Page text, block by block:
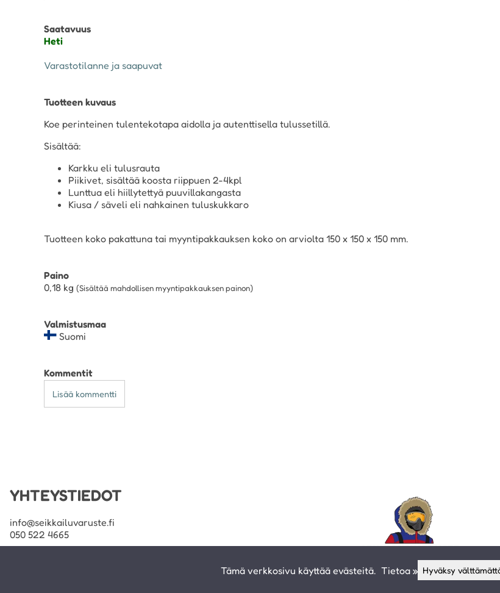
Saatavuus
Heti
Varastotilanne ja saapuvat
Tuotteen kuvaus
Koe perinteinen tulentekotapa aidolla ja autenttisella tulussetillä.
Sisältää:
Karkku eli tulusrauta
Piikivet, sisältää koosta riippuen 2-4kpl
Lunttua eli hiillytettyä puuvillakangasta
Kiusa / säveli eli nahkainen tuluskukkaro
Tuotteen koko pakattuna tai myyntipakkauksen koko on arviolta 150 x 150 x 150 mm.
Paino
0,18 kg (Sisältää mahdollisen myyntipakkauksen painon)
Valmistusmaa
Suomi
Kommentit
Lisää kommentti
YHTEYSTIEDOT
info@seikkailuvaruste.fi
050 522 4665
Tämä verkkosivu käyttää evästeitä. Tietoa » Hyväksy